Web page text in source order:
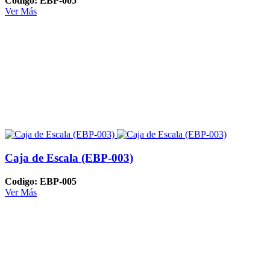
Ver Más
Caja de Escala (EBP-003)
Codigo: EBP-005
Ver Más